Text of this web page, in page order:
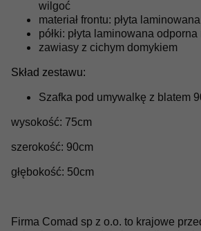
wilgoć
materiał frontu: płyta
półki: płyta laminowana
zawiasy z cichym domykiem
Skład zestawu:
Szafka pod umywalkę z blatem
wysokość: 75cm
szerokość: 90cm
głębokość: 50cm
Firma Comad sp z o.o. to krajowe